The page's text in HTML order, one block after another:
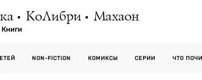
КоЛибри Махаон
Книги
NON-FICTION КОМИКСЫ СЕРИИ ЧТО